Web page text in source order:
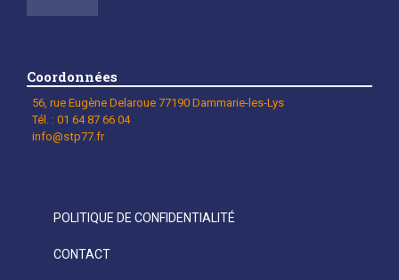
Coordonnées
56, rue Eugène Delaroue 77190 Dammarie-les-Lys
Tél. : 01 64 87 66 04
info@stp77.fr
POLITIQUE DE CONFIDENTIALITÉ
CONTACT